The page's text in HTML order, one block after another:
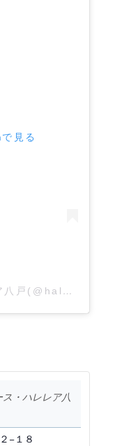
見る
Halelea Hachinohe ハレレア八戸(@halelea_hachinohe)がシェアした投稿
・ハレレア八
−１８